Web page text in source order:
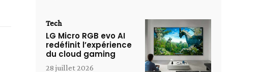
Tech
LG Micro RGB evo AI
redéfinit l’expérience
du cloud gaming
28 juillet 2026